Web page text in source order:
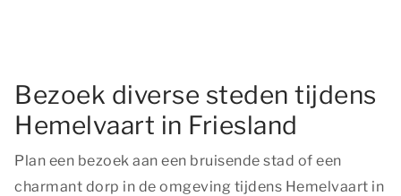
Bezoek diverse steden tijdens
Hemelvaart in Friesland
Plan een bezoek aan een bruisende stad of een
charmant dorp in de omgeving tijdens Hemelvaart in